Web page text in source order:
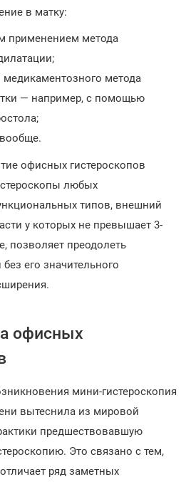
в матку:
применением метода
метода
— например, с помощью
офисных гистероскопов
любых
типов, внешний
у которых не превышает 3-
позволяет преодолеть
его значительного
офисных
мини-гистероскопия
вытеснила из мировой
предшествовавшую
Это связано с тем,
ряд заметных